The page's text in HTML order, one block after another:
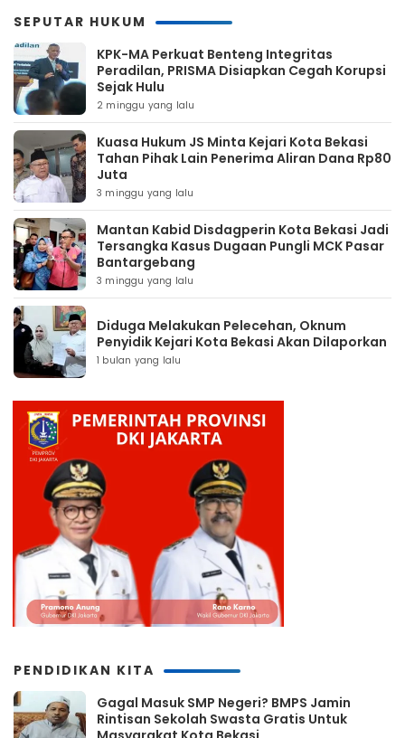
SEPUTAR HUKUM
KPK-MA Perkuat Benteng Integritas
Peradilan, PRISMA Disiapkan Cegah Korupsi
Sejak Hulu
2 minggu yang lalu
Kuasa Hukum JS Minta Kejari Kota Bekasi
Tahan Pihak Lain Penerima Aliran Dana Rp80
Juta
3 minggu yang lalu
Mantan Kabid Disdagperin Kota Bekasi Jadi
Tersangka Kasus Dugaan Pungli MCK Pasar
Bantargebang
3 minggu yang lalu
Diduga Melakukan Pelecehan, Oknum
Penyidik Kejari Kota Bekasi Akan Dilaporkan
1 bulan yang lalu
PENDIDIKAN KITA
Gagal Masuk SMP Negeri? BMPS Jamin
Rintisan Sekolah Swasta Gratis Untuk